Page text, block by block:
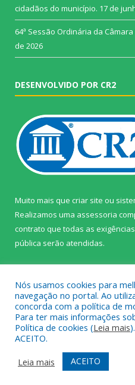
cidadãos do município. 17 de
64ª Sessão Ordinária da
de 2026
DESENVOLVIDO POR CR2
Muito mais que criar site ou
Realizamos uma assessoria
contrato que todas as
pública serão atendidas.
Todos os direitos reservados
Mapa do Site
Acessar Área
Acessar Webmail
Nós usamos cookies para
navegação no portal. Ao
concorda com a política de
Para ter mais informações
Política de cookies (Leia mais
ACEITO.
Leia mais
ACEITO